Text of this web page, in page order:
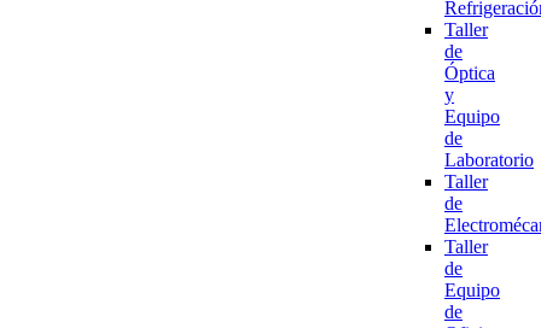
Taller
de
Óptica
y
Equipo
de
Laboratorio
Taller
de
Taller
de
Equipo
de